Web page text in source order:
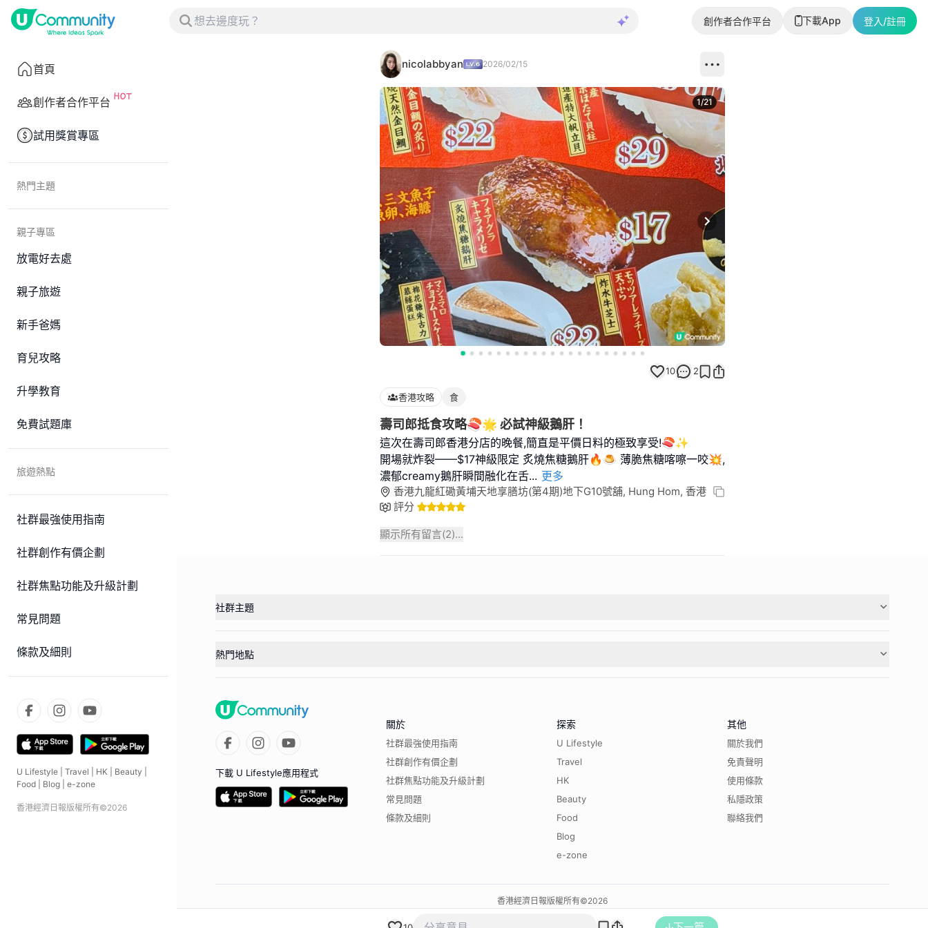
創作者合作平台 下載App 登入/註冊
首頁
創作者合作平台
試用獎賞專區
熱門主題
親子專區
放電好去處
親子旅遊
新手爸媽
育兒攻略
升學教育
免費試題庫
旅遊熱點
社群最強使用指南
社群創作有價企劃
社群焦點功能及升級計劃
常見問題
條款及細則
U Lifestyle Travel HK Beauty
Food
Blog e-zone
香港經濟日報版權所有©2026
nicolabbyan 2026/02/15
Next slide
1/21
10 2
香港攻略 食
壽司郎抵食攻略🍣🌟 必試神級鵝肝！
這次在壽司郎香港分店的晚餐,簡直是平價日料的極致享受!🍣✨
開場就炸裂——$17神級限定 炙燒焦糖鵝肝🔥🍮 薄脆焦糖喀嚓一咬💥,
濃郁creamy鵝肝瞬間融化在舌... 更多
香港九龍紅磡黃埔天地享膳坊(第4期)地下G10號舖, Hung Hom, 香港
評分
顯示所有留言(2)...
社群主題
熱門地點
下載 U Lifestyle應用程式
關於
社群最強使用指南
社群創作有價企劃
社群焦點功能及升級計劃
常見問題
條款及細則
探索
U Lifestyle
Travel
HK
Beauty
Food
Blog
e-zone
其他
關於我們
免責聲明
使用條款
私隱政策
聯絡我們
香港經濟日報版權所有©2026